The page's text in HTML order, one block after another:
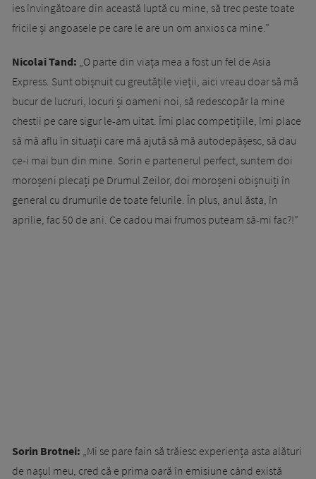
ies învingătoare din această luptă cu mine, să trec peste toate
fricile și angoasele pe care le are un om anxios ca mine.”
Nicolai Tand: „O parte din viața mea a fost un fel de Asia
Express. Sunt obișnuit cu greutățile vieții, aici vreau doar să mă
bucur de lucruri, locuri și oameni noi, să redescopăr la mine
chestii pe care sigur le-am uitat. Îmi plac competițiile, îmi place
să mă aflu în situații care mă ajută să mă autodepășesc, să dau
ce-i mai bun din mine. Sorin e partenerul perfect, suntem doi
moroșeni plecați pe Drumul Zeilor, doi moroșeni obișnuiți în
general cu drumurile de toate felurile. În plus, anul ăsta, în
aprilie, fac 50 de ani. Ce cadou mai frumos puteam să-mi fac?!”
Sorin Brotnei: „Mi se pare fain să trăiesc experiența asta alături
de nașul meu, cred că e prima oară în emisiune când există